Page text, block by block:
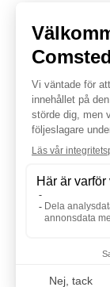
Kabel för
Se